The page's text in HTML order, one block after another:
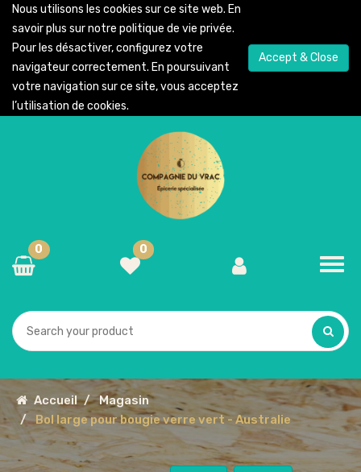
Nous utilisons les cookies sur ce site web. En
savoir plus sur notre politique de vie privée.
Pour les désactiver, configurez votre
navigateur correctement. En poursuivant
votre navigation sur ce site, vous acceptez
l’utilisation de cookies.
Accept & Close
0
0
Accueil
Magasin
Bol large pour bougie verre vert - Australie